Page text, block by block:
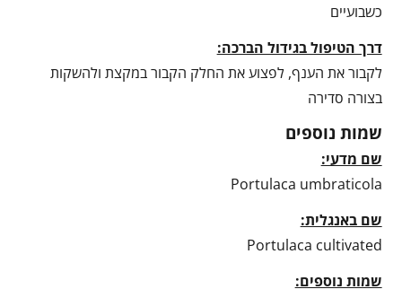
כשבועיים
דרך הטיפול בגידול הברכה:
לקבור את הענף, לפצוע את החלק הקבור במקצת ולהשקות
בצורה סדירה
שמות נוספים
שם מדעי:
Portulaca umbraticola
שם באנגלית:
Portulaca cultivated
שמות נוספים: